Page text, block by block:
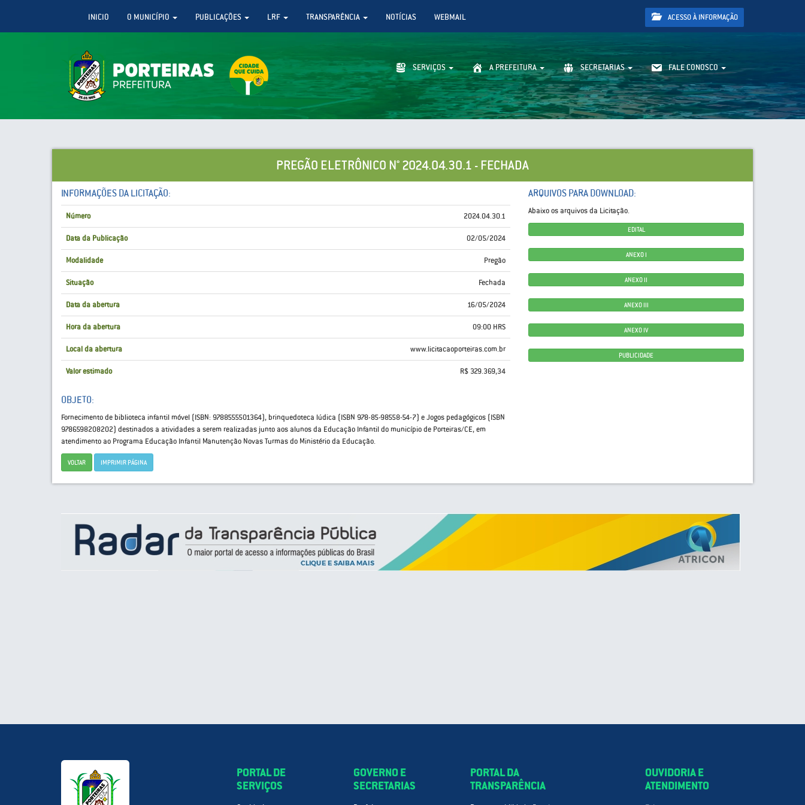
INICIO O MUNICÍPIO PUBLICAÇÕES LRF TRANSPARÊNCIA NOTÍCIAS WEBMAIL ACESSO À INFORMAÇÃO
SERVIÇOS A PREFEITURA SECRETARIAS FALE CONOSCO
PREGÃO ELETRÔNICO N° 2024.04.30.1 - FECHADA
INFORMAÇÕES DA LICITAÇÃO:
Número 2024.04.30.1
Data da Publicação 02/05/2024
Modalidade Pregão
Situação Fechada
Data da abertura 16/05/2024
Hora da abertura 09:00 HRS
Local da abertura www.licitacaoporteiras.com.br
Valor estimado R$ 329.369,34
OBJETO:
Fornecimento de biblioteca infantil móvel (ISBN: 9788555501364), brinquedoteca lúdica (ISBN 978-85-98558-54-7) e Jogos pedagógicos (ISBN
9786598208202) destinados a atividades a serem realizadas junto aos alunos da Educação Infantil do município de Porteiras/CE, em
atendimento ao Programa Educação Infantil Manutenção Novas Turmas do Ministério da Educação.
VOLTAR IMPRIMIR PÁGINA
ARQUIVOS PARA DOWNLOAD:
Abaixo os arquivos da Licitação.
EDITAL
ANEXO I
ANEXO II
ANEXO III
ANEXO IV
PUBLICIDADE
PORTAL DE
SERVIÇOS
GOVERNO E
SECRETARIAS
PORTAL DA
TRANSPARÊNCIA
OUVIDORIA E
ATENDIMENTO